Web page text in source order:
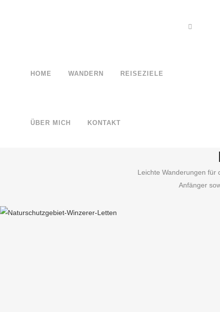
HOME WANDERN REISEZIELE
ÜBER MICH KONTAKT
Leichte Wanderungen für
Anfänger